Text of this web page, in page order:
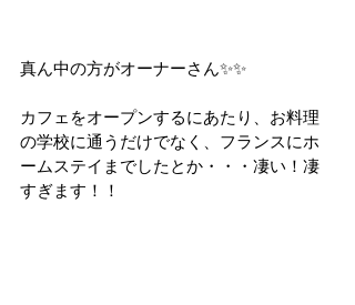
真ん中の方がオーナーさん✨✨
カフェをオープンするにあたり、お料理
の学校に通うだけでなく、フランスにホ
ームステイまでしたとか・・・凄い！凄
すぎます！！